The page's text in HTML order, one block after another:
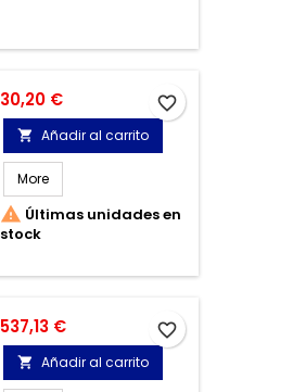
Precio
30,20 €
 Añadir al carrito
More
 Últimas unidades en
stock
favorite_border
Precio
537,13 €
 Añadir al carrito
favorite_border